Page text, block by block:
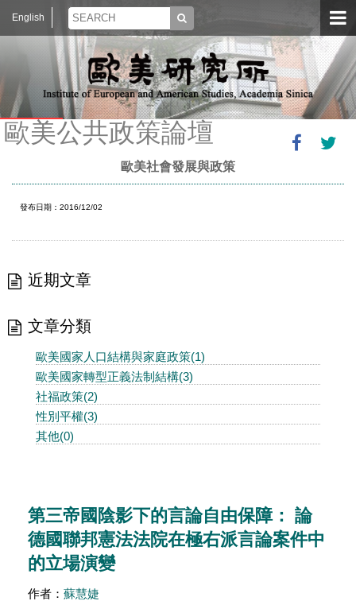
English
歐美公共政策論壇
歐美社會發展與政策
發布日期：2016/12/02
近期文章
文章分類
歐美國家人口結構與家庭政策(1)
歐美國家轉型正義法制結構(3)
社福政策(2)
性別平權(3)
其他(0)
第三帝國陰影下的言論自由保障： 論
德國聯邦憲法法院在極右派言論案件中
的立場演變
作者： 蘇慧婕